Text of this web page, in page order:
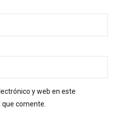
y web en este
comente.